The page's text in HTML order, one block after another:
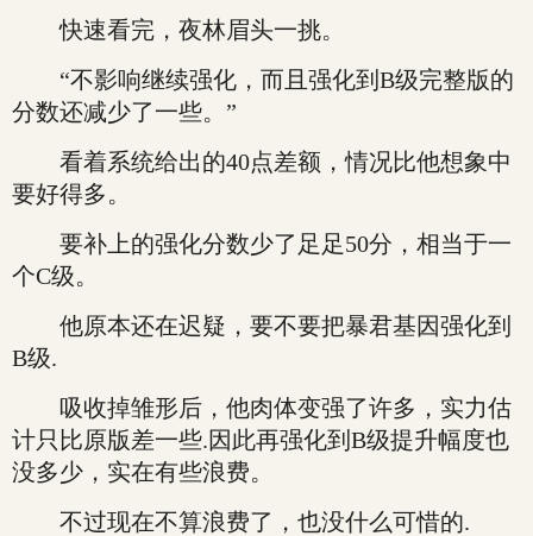
快速看完，夜林眉头一挑。
“不影响继续强化，而且强化到B级完整版的
分数还减少了一些。”
看着系统给出的40点差额，情况比他想象中
要好得多。
要补上的强化分数少了足足50分，相当于一
个C级。
他原本还在迟疑，要不要把暴君基因强化到
B级.
吸收掉雏形后，他肉体变强了许多，实力估
计只比原版差一些.因此再强化到B级提升幅度也
没多少，实在有些浪费。
不过现在不算浪费了，也没什么可惜的.